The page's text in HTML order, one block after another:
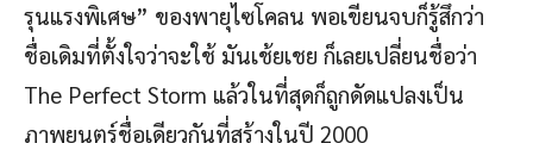
รุนแรงพิเศษ” ของพายุไซโคลน พอเขียนจบก็รู้สึกว่า
ชื่อเดิมที่ตั้งใจว่าจะใช้ มันเช้ยเชย ก็เลยเปลี่ยนชื่อว่า
The Perfect Storm แล้วในที่สุดก็ถูกดัดแปลงเป็น
ภาพยนตร์ชื่อเดียวกันที่สร้างในปี 2000